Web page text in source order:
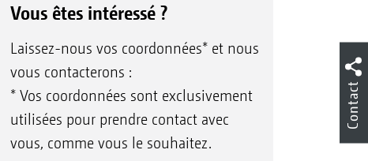
Vous êtes intéressé ?
Laissez-nous vos coordonnées* et nous
vous contacterons :
* Vos coordonnées sont exclusivement
utilisées pour prendre contact avec
vous, comme vous le souhaitez.
Contact